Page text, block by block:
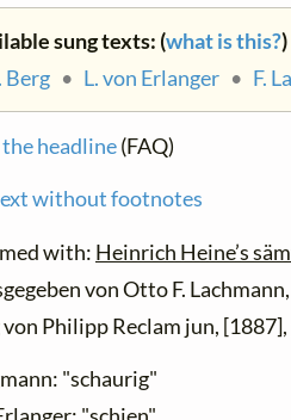
sung texts: (what is this?)
Berg • L. von Erlanger • F.
headline(FAQ)
without footnotes
with: Heinrich Heine’s
von Otto F.
Philipp Reclam jun, [1887],
"schaurig"